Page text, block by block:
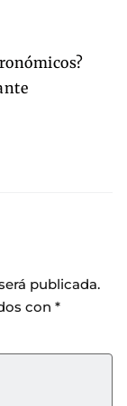
publicada.
con *